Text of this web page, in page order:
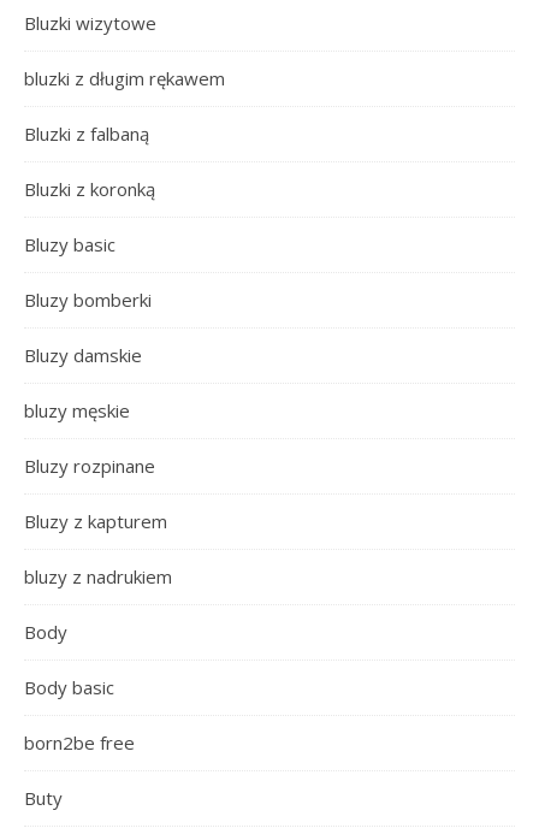
Bluzki wizytowe
bluzki z długim rękawem
Bluzki z falbaną
Bluzki z koronką
Bluzy basic
Bluzy bomberki
Bluzy damskie
bluzy męskie
Bluzy rozpinane
Bluzy z kapturem
bluzy z nadrukiem
Body
Body basic
born2be free
Buty